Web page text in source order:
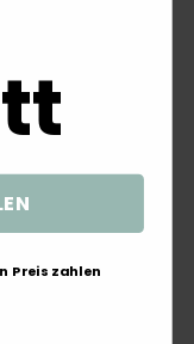
Preis zahlen